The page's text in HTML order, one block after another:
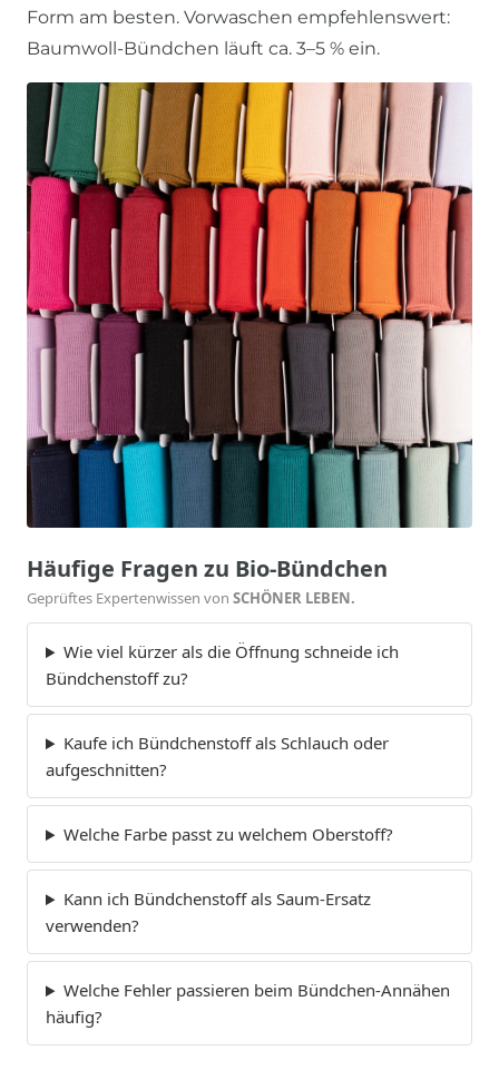
Form am besten. Vorwaschen empfehlenswert:
Baumwoll-Bündchen läuft ca. 3–5 % ein.
Häufige Fragen zu Bio-Bündchen
Geprüftes Expertenwissen von SCHÖNER LEBEN.
Wie viel kürzer als die Öffnung schneide ich
Bündchenstoff zu?
Kaufe ich Bündchenstoff als Schlauch oder
aufgeschnitten?
Welche Farbe passt zu welchem Oberstoff?
Kann ich Bündchenstoff als Saum-Ersatz
verwenden?
Welche Fehler passieren beim Bündchen-Annähen
häufig?